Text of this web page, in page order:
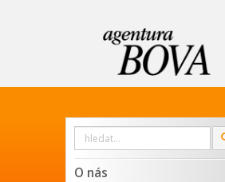
Vyhledat
webu
O nás